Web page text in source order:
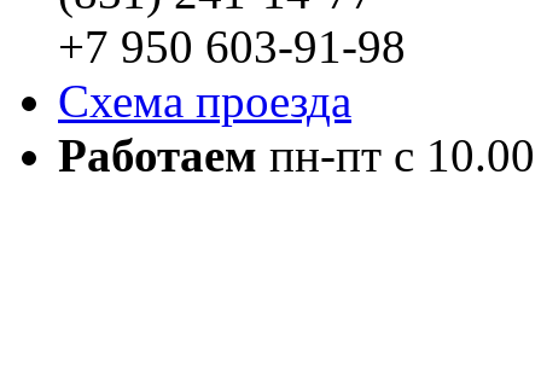
+7 950 603-91-98
Схема проезда
Работаем пн-пт с